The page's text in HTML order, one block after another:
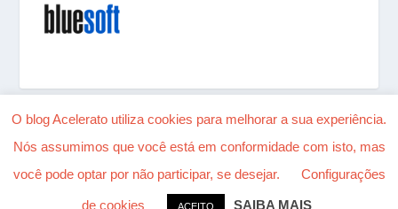
Desenhado porElegant Themes| Alimentado por
O blog Acelerato utiliza cookies para melhorar a sua experiência.
Nós assumimos que você está em conformidade com isto, mas
você pode optar por não participar, se desejar.
Configurações
de cookies ACEITO SAIBA MAIS